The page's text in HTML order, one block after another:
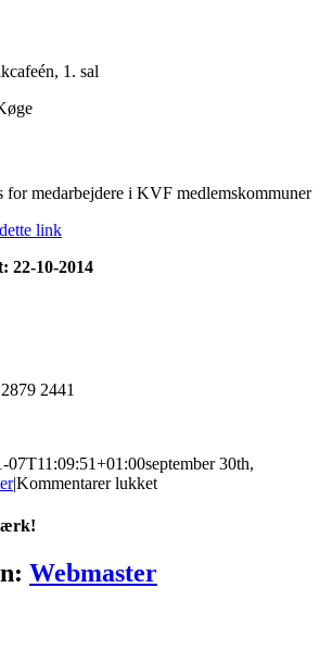
1. sal
for medarbejdere i KVF medlemskommuner
link
22-10-2014
2441
07T11:09:51+01:00september 30th,
|Kommentarer lukkettil
vejingeniører
Webmaster